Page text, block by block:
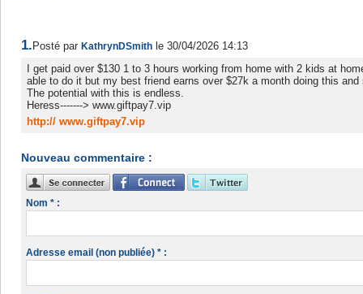
1.Posté parKathrynDSmith le 30/04/2026 14:13
I get paid over $130 1 to 3 hours working from home with 2 kids at
able to do it but my best friend earns over $27k a month doing this
The potential with this is endless.
Heress-------> www.giftpay7.vip
http:// www.giftpay7.vip
Nouveau commentaire :
Nom * :
Adresse email (non publiée) * :